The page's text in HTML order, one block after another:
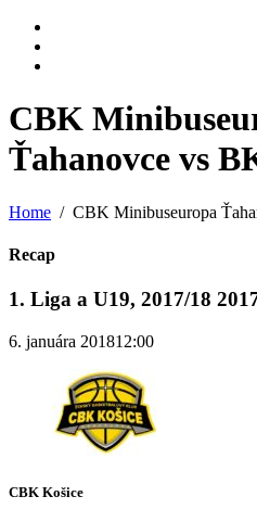
CBK
Ťahanovce vs
Home CBK Minibuseuropa
Recap
1. Liga a U19, 2017/18
6. januára 201812:00
CBK Košice